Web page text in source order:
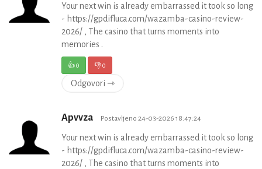
Your next win is already embarrassed it took so long
- https://gpdifluca.com/wazamba-casino-review-
2026/ , The casino that turns moments into
memories .
👍0 👎0
Odgovori ⇾
Apvvza Postavljeno 24-03-2026 18:47:24
Your next win is already embarrassed it took so long
- https://gpdifluca.com/wazamba-casino-review-
2026/ , The casino that turns moments into